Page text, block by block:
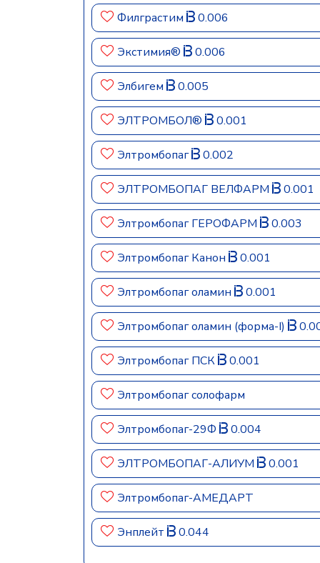
Филграстим 0.006
Экстимия® 0.006
Элбигем 0.005
ЭЛТРОМБОЛ® 0.001
Элтромбопаг 0.002
ЭЛТРОМБОПАГ ВЕЛФАРМ 0.001
Элтромбопаг ГЕРОФАРМ 0.003
Элтромбопаг Канон 0.001
Элтромбопаг оламин 0.001
Элтромбопаг оламин (форма-I)
Элтромбопаг ПСК 0.001
Элтромбопаг солофарм
Элтромбопаг-29Ф 0.004
ЭЛТРОМБОПАГ-АЛИУМ 0.001
Элтромбопаг-АМЕДАРТ
Энплейт 0.044